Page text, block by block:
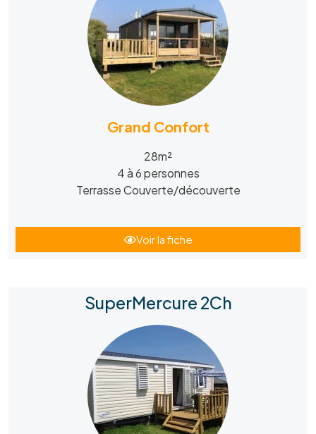
Grand Confort
28m²
4 à 6 personnes
Terrasse Couverte/découverte
Voir la fiche
SuperMercure 2Ch